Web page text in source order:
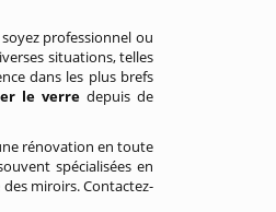
professionnel ou
situations, telles
dans les plus brefs
le verredepuis de
rénovation en toute
spécialisées en
miroirs. Contactez-